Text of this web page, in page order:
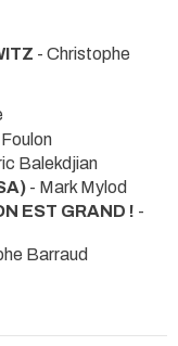
- Christophe
Balekdjian
- Mark Mylod
EST GRAND ! -
Barraud